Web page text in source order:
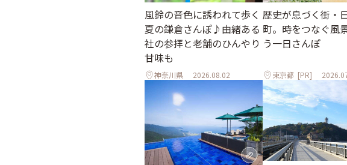
風鈴の音色に誘われて歩く
夏の鎌倉さんぽ♪由緒ある
社の参拝と老舗のひんやり
甘味も
神奈川県 2026.08.02
歴史が息づく街・
町。時をつなぐ風
う一日さんぽ
東京都 [PR]